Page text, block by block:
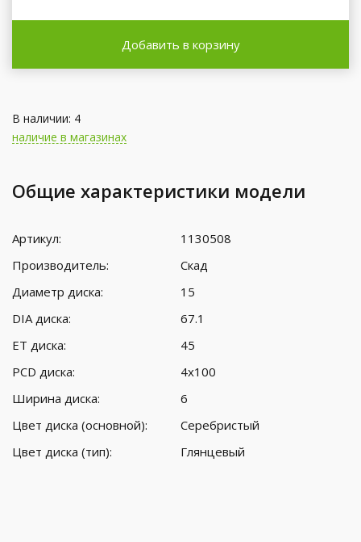
Добавить в корзину
В наличии: 4
наличие в магазинах
Общие характеристики модели
Артикул:
1130508
Производитель:
Скад
Диаметр диска:
15
DIA диска:
67.1
ET диска:
45
PCD диска:
4x100
Ширина диска:
6
Цвет диска (основной):
Серебристый
Цвет диска (тип):
Глянцевый